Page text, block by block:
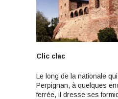
Clic clac
Le long de la nationale
Perpignan, à quelques
ferrée, il dresse ses